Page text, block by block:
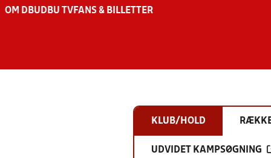
OM DBU DBU TV FANS & BILLETTER
KLUB/HOLD
UDVIDET KAMPSØGNING